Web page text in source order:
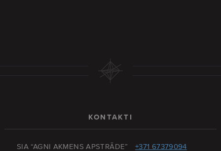
KONTAKTI
SIA “AGNI AKMENS APSTRĀDE”
+371 67379094